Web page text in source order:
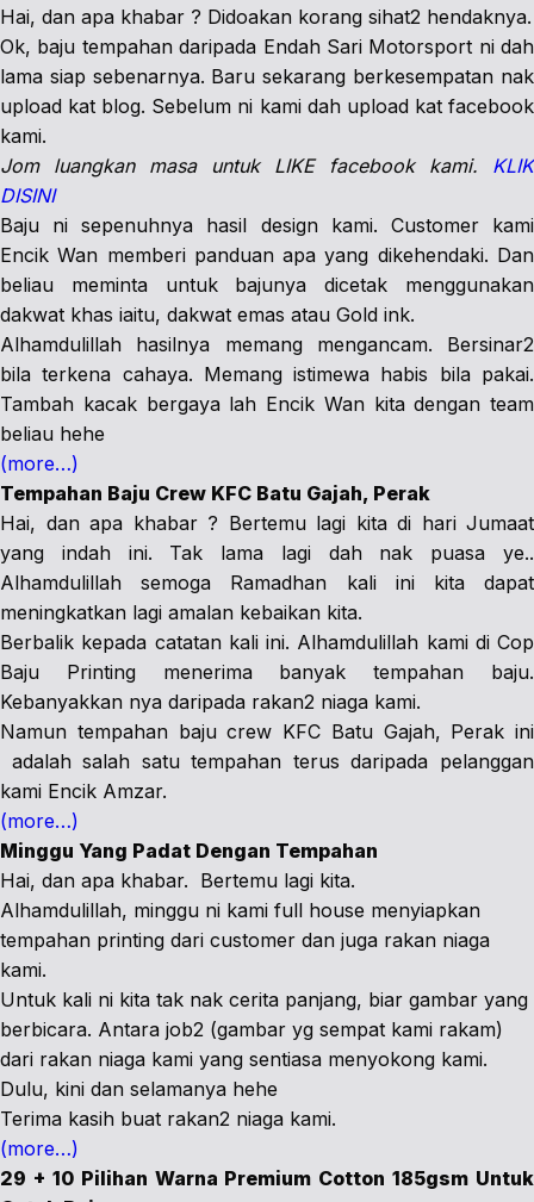
Hai, dan apa khabar ? Didoakan korang sihat2 hendaknya.
Ok, baju tempahan daripada Endah Sari Motorsport ni dah
lama siap sebenarnya. Baru sekarang berkesempatan nak
upload kat blog. Sebelum ni kami dah upload kat facebook
kami.
Jom luangkan masa untuk LIKE facebook kami. KLIK
DISINI
Baju ni sepenuhnya hasil design kami. Customer kami
Encik Wan memberi panduan apa yang dikehendaki. Dan
beliau meminta untuk bajunya dicetak menggunakan
dakwat khas iaitu, dakwat emas atau Gold ink.
Alhamdulillah hasilnya memang mengancam. Bersinar2
bila terkena cahaya. Memang istimewa habis bila pakai.
Tambah kacak bergaya lah Encik Wan kita dengan team
beliau hehe
(more…)
Tempahan Baju Crew KFC Batu Gajah, Perak
Hai, dan apa khabar ? Bertemu lagi kita di hari Jumaat
yang indah ini. Tak lama lagi dah nak puasa ye..
Alhamdulillah semoga Ramadhan kali ini kita dapat
meningkatkan lagi amalan kebaikan kita.
Berbalik kepada catatan kali ini. Alhamdulillah kami di Cop
Baju Printing menerima banyak tempahan baju.
Kebanyakkan nya daripada rakan2 niaga kami.
Namun tempahan baju crew KFC Batu Gajah, Perak ini
adalah salah satu tempahan terus daripada pelanggan
kami Encik Amzar.
(more…)
Minggu Yang Padat Dengan Tempahan
Hai, dan apa khabar. Bertemu lagi kita.
Alhamdulillah, minggu ni kami full house menyiapkan
tempahan printing dari customer dan juga rakan niaga
kami.
Untuk kali ni kita tak nak cerita panjang, biar gambar yang
berbicara. Antara job2 (gambar yg sempat kami rakam)
dari rakan niaga kami yang sentiasa menyokong kami.
Dulu, kini dan selamanya hehe
Terima kasih buat rakan2 niaga kami.
(more…)
29 + 10 Pilihan Warna Premium Cotton 185gsm Untuk